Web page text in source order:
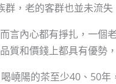
，老的客群也並未流失
言內心都有掙扎，一
質和價錢上都具有優勢
嶢陽的茶至少40、50